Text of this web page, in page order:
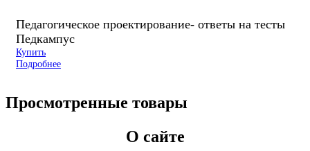
Педагогическое проектирование- ответы на тесты
Педкампус
Купить
Подробнее
Просмотренные товары
О сайте